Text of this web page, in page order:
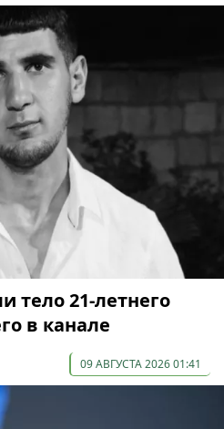
тело 21-летнего
в канале
09 АВГУСТА 2026 01:41